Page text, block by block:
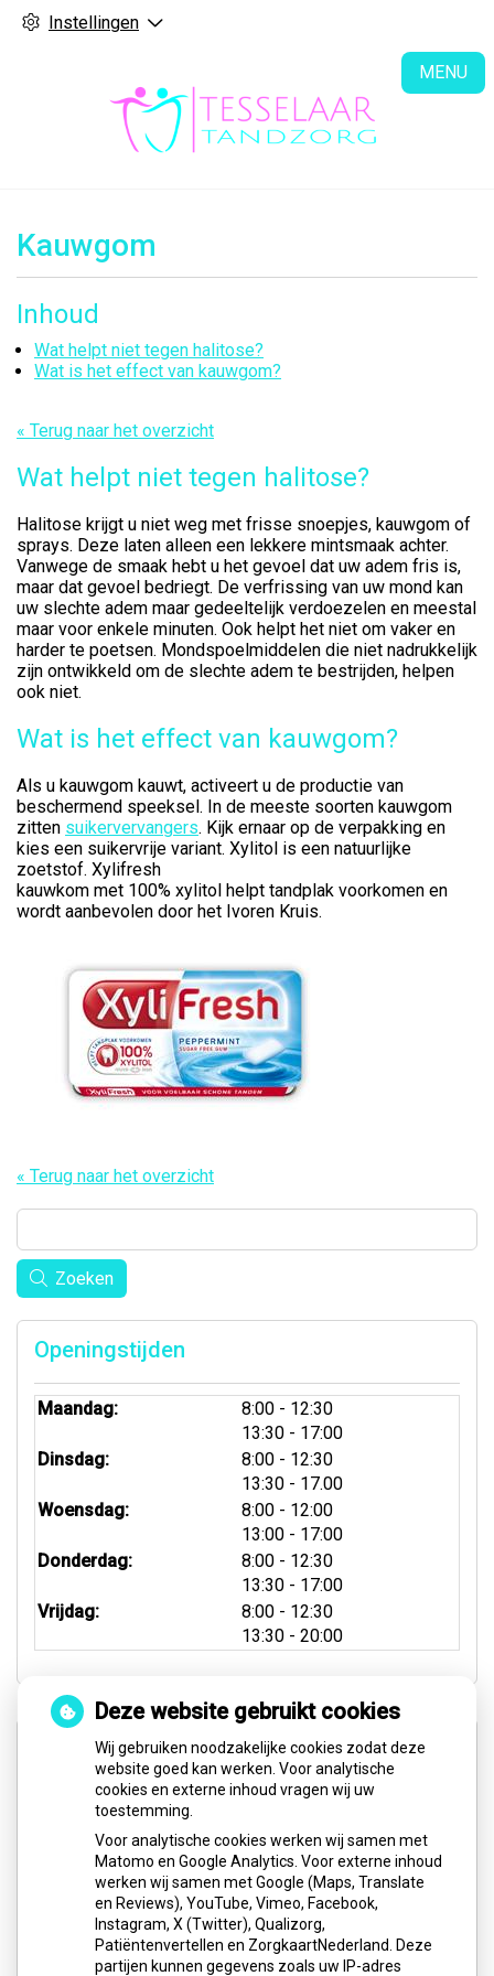
Instellingen
MENU
Kauwgom
Inhoud
Wat helpt niet tegen halitose?
Wat is het effect van kauwgom?
« Terug naar het overzicht
Wat helpt niet tegen halitose?
Halitose krijgt u niet weg met frisse snoepjes, kauwgom of
sprays. Deze laten alleen een lekkere mintsmaak achter.
Vanwege de smaak hebt u het gevoel dat uw adem fris is,
maar dat gevoel bedriegt. De verfrissing van uw mond kan
uw slechte adem maar gedeeltelijk verdoezelen en meestal
maar voor enkele minuten. Ook helpt het niet om vaker en
harder te poetsen. Mondspoelmiddelen die niet nadrukkelijk
zijn ontwikkeld om de slechte adem te bestrijden, helpen
ook niet.
Wat is het effect van kauwgom?
Als u kauwgom kauwt, activeert u de productie van
beschermend speeksel. In de meeste soorten kauwgom
zitten suikervervangers. Kijk ernaar op de verpakking en
kies een suikervrije variant. Xylitol is een natuurlijke
zoetstof. Xylifresh
kauwkom met 100% xylitol helpt tandplak voorkomen en
wordt aanbevolen door het Ivoren Kruis.
« Terug naar het overzicht
Zoeken
Openingstijden
Maandag: 8:00 tot
- 12:30
13:30 tot
- 17:00
Dinsdag:
8:00 tot
- 12:30
13:30 tot
- 17.00
Woensdag:
8:00 tot
- 12:00
13:00 tot
- 17:00
Donderdag:
8:00 tot
- 12:30
13:30 tot
- 17:00
Vrijdag:
8:00 tot
- 12:30
13:30 tot
- 20:00
Spoed- & Weekenddienst
Buiten onze reguliere openingstijden, op feestdagen
en in het weekend (zaterdag en zondag) kunt u voor
pijnklachten en/of spoedgevallen het volgende
nummer bellen:
0900-8602
Website:Tandarts Spoedpraktijk
Deze website gebruikt cookies
Wij gebruiken noodzakelijke cookies zodat deze
website goed kan werken. Voor analytische
cookies en externe inhoud vragen wij uw
toestemming.
Voor analytische cookies werken wij samen met
Matomo en Google Analytics. Voor externe inhoud
werken wij samen met Google (Maps, Translate
en Reviews), YouTube, Vimeo, Facebook,
Instagram, X (Twitter), Qualizorg,
Patiëntenvertellen en ZorgkaartNederland. Deze
partijen kunnen gegevens zoals uw IP-adres